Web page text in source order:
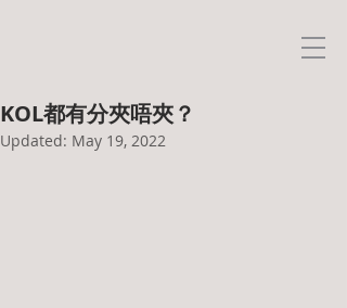
KOL都有分夾唔夾？
Updated: May 19, 2022